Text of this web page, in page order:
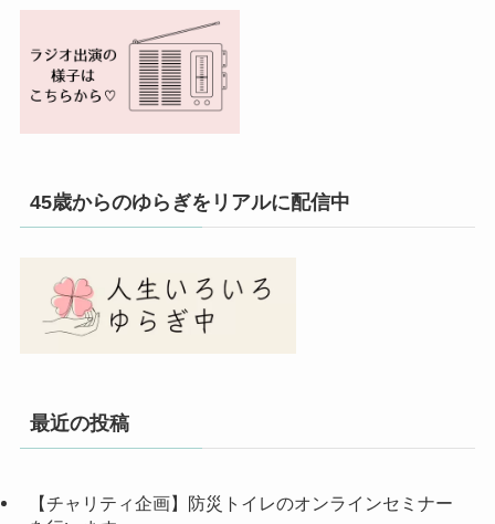
45歳からのゆらぎをリアルに配信中
最近の投稿
【チャリティ企画】防災トイレのオンラインセミナー